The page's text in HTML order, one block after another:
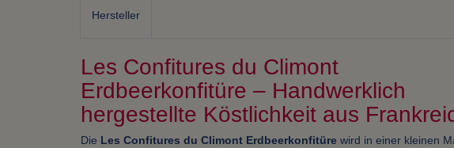
Hersteller
Les Confitures du Climont
Erdbeerkonfitüre – Handwerklich
hergestellte Köstlichkeit aus
Die Les Confitures du Climont Erdbeerkonfitüre wird in einer kleinen